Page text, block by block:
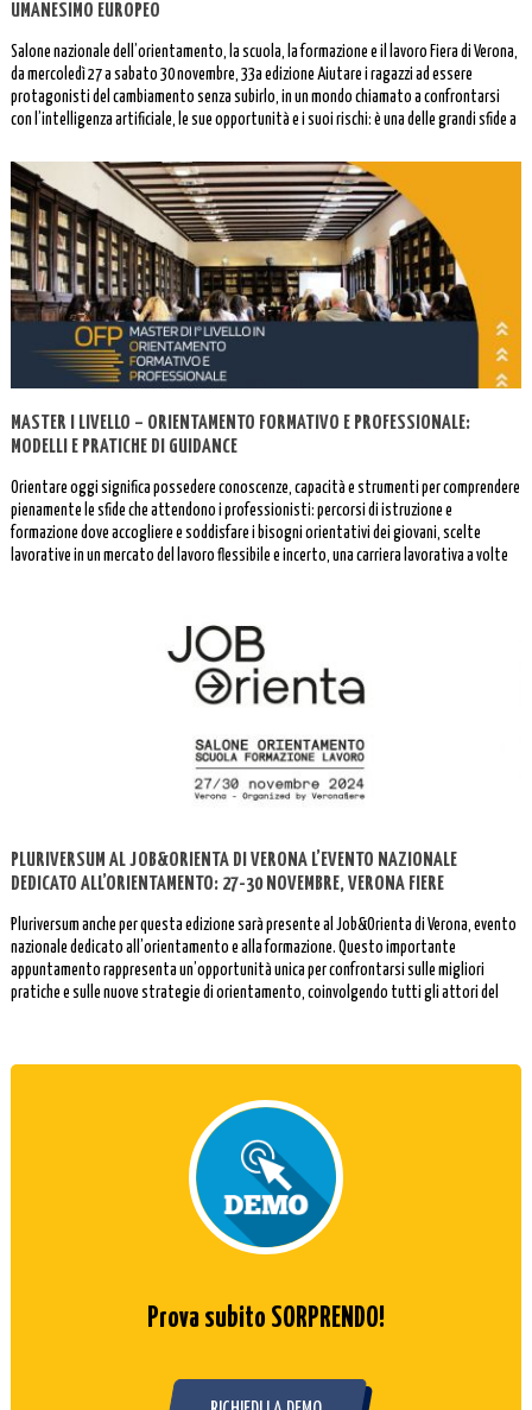
UMANESIMO EUROPEO
Salone nazionale dell’orientamento, la scuola, la formazione e il lavoro Fiera di Verona,
da mercoledì 27 a sabato 30 novembre, 33a edizione Aiutare i ragazzi ad essere
protagonisti del cambiamento senza subirlo, in un mondo chiamato a confrontarsi
con l’intelligenza artificiale, le sue opportunità e i suoi rischi: è una delle grandi sfide a
MASTER I LIVELLO – ORIENTAMENTO FORMATIVO E PROFESSIONALE:
MODELLI E PRATICHE DI GUIDANCE
Orientare oggi significa possedere conoscenze, capacità e strumenti per comprendere
pienamente le sfide che attendono i professionisti: percorsi di istruzione e
formazione dove accogliere e soddisfare i bisogni orientativi dei giovani, scelte
lavorative in un mercato del lavoro flessibile e incerto, una carriera lavorativa a volte
PLURIVERSUM AL JOB&ORIENTA DI VERONA L’EVENTO NAZIONALE
DEDICATO ALL’ORIENTAMENTO: 27-30 NOVEMBRE, VERONA FIERE
Pluriversum anche per questa edizione sarà presente al Job&Orienta di Verona, evento
nazionale dedicato all’orientamento e alla formazione. Questo importante
appuntamento rappresenta un’opportunità unica per confrontarsi sulle migliori
pratiche e sulle nuove strategie di orientamento, coinvolgendo tutti gli attori del
Prova subito SORPRENDO!